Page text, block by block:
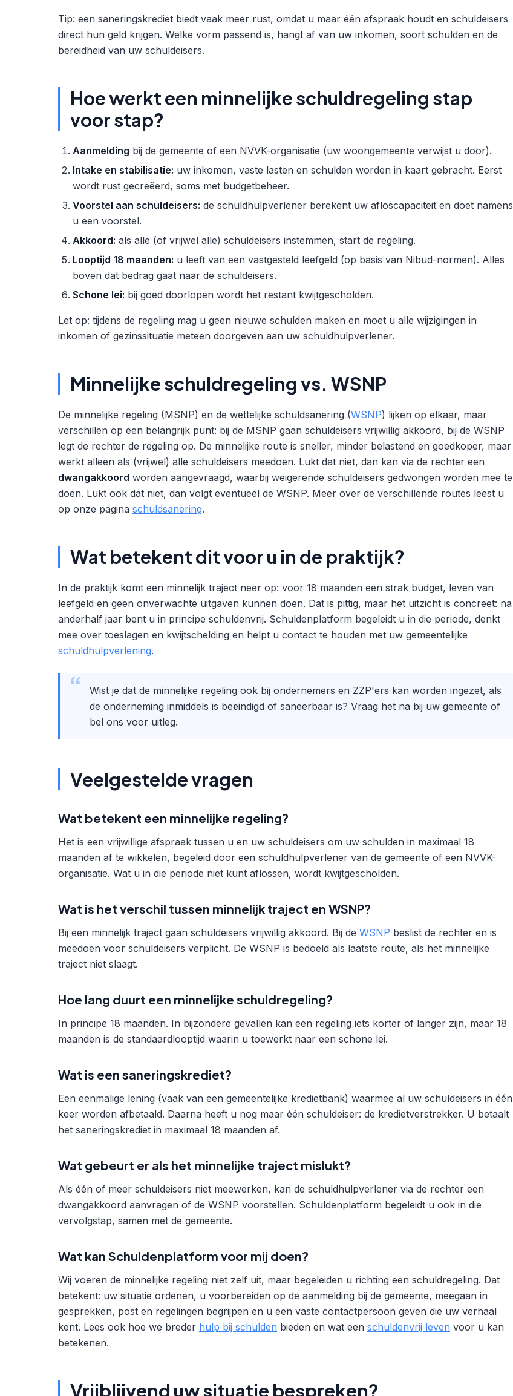
Tip: een saneringskrediet biedt vaak meer rust, omdat u maar één afspraak houdt en schuldeisers
direct hun geld krijgen. Welke vorm passend is, hangt af van uw inkomen, soort schulden en de
bereidheid van uw schuldeisers.
Hoe werkt een minnelijke schuldregeling stap
voor stap?
Aanmelding bij de gemeente of een NVVK-organisatie (uw woongemeente verwijst u door).
Intake en stabilisatie: uw inkomen, vaste lasten en schulden worden in kaart gebracht. Eerst
wordt rust gecreëerd, soms met budgetbeheer.
Voorstel aan schuldeisers: de schuldhulpverlener berekent uw afloscapaciteit en doet namens
u een voorstel.
Akkoord: als alle (of vrijwel alle) schuldeisers instemmen, start de regeling.
Looptijd 18 maanden: u leeft van een vastgesteld leefgeld (op basis van Nibud-normen). Alles
boven dat bedrag gaat naar de schuldeisers.
Schone lei: bij goed doorlopen wordt het restant kwijtgescholden.
Let op: tijdens de regeling mag u geen nieuwe schulden maken en moet u alle wijzigingen in
inkomen of gezinssituatie meteen doorgeven aan uw schuldhulpverlener.
Minnelijke schuldregeling vs. WSNP
De minnelijke regeling (MSNP) en de wettelijke schuldsanering (WSNP) lijken op elkaar, maar
verschillen op een belangrijk punt: bij de MSNP gaan schuldeisers vrijwillig akkoord, bij de WSNP
legt de rechter de regeling op. De minnelijke route is sneller, minder belastend en goedkoper, maar
werkt alleen als (vrijwel) alle schuldeisers meedoen. Lukt dat niet, dan kan via de rechter een
dwangakkoord worden aangevraagd, waarbij weigerende schuldeisers gedwongen worden mee te
doen. Lukt ook dat niet, dan volgt eventueel de WSNP. Meer over de verschillende routes leest u
op onze pagina schuldsanering.
Wat betekent dit voor u in de praktijk?
In de praktijk komt een minnelijk traject neer op: voor 18 maanden een strak budget, leven van
leefgeld en geen onverwachte uitgaven kunnen doen. Dat is pittig, maar het uitzicht is concreet: na
anderhalf jaar bent u in principe schuldenvrij. Schuldenplatform begeleidt u in die periode, denkt
mee over toeslagen en kwijtschelding en helpt u contact te houden met uw gemeentelijke
schuldhulpverlening.
Wist je dat de minnelijke regeling ook bij ondernemers en ZZP'ers kan worden ingezet, als
de onderneming inmiddels is beëindigd of saneerbaar is? Vraag het na bij uw gemeente of
bel ons voor uitleg.
Veelgestelde vragen
Wat betekent een minnelijke regeling?
Het is een vrijwillige afspraak tussen u en uw schuldeisers om uw schulden in maximaal 18
maanden af te wikkelen, begeleid door een schuldhulpverlener van de gemeente of een NVVK-
organisatie. Wat u in die periode niet kunt aflossen, wordt kwijtgescholden.
Wat is het verschil tussen minnelijk traject en WSNP?
Bij een minnelijk traject gaan schuldeisers vrijwillig akkoord. Bij de WSNP beslist de rechter en is
meedoen voor schuldeisers verplicht. De WSNP is bedoeld als laatste route, als het minnelijke
traject niet slaagt.
Hoe lang duurt een minnelijke schuldregeling?
In principe 18 maanden. In bijzondere gevallen kan een regeling iets korter of langer zijn, maar 18
maanden is de standaardlooptijd waarin u toewerkt naar een schone lei.
Wat is een saneringskrediet?
Een eenmalige lening (vaak van een gemeentelijke kredietbank) waarmee al uw schuldeisers in één
keer worden afbetaald. Daarna heeft u nog maar één schuldeiser: de kredietverstrekker. U betaalt
het saneringskrediet in maximaal 18 maanden af.
Wat gebeurt er als het minnelijke traject mislukt?
Als één of meer schuldeisers niet meewerken, kan de schuldhulpverlener via de rechter een
dwangakkoord aanvragen of de WSNP voorstellen. Schuldenplatform begeleidt u ook in die
vervolgstap, samen met de gemeente.
Wat kan Schuldenplatform voor mij doen?
Wij voeren de minnelijke regeling niet zelf uit, maar begeleiden u richting een schuldregeling. Dat
betekent: uw situatie ordenen, u voorbereiden op de aanmelding bij de gemeente, meegaan in
gesprekken, post en regelingen begrijpen en u een vaste contactpersoon geven die uw verhaal
kent. Lees ook hoe we breder hulp bij schulden bieden en wat een schuldenvrij leven voor u kan
betekenen.
Vrijblijvend uw situatie bespreken?